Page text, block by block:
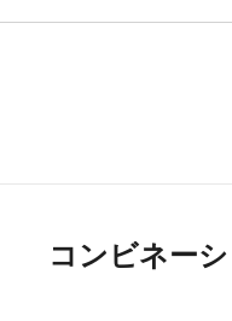
コンビネー